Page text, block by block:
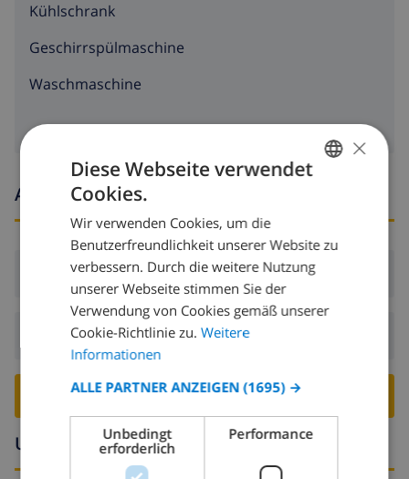
Kühlschrank
Geschirrspülmaschine
Waschmaschine
Ankunfts- und abfahrtszeiten
Ankunft:Ab 16:00 vor 19:00
Abreise: Vor: 10:00
VILLA BUCHEN ›
Umgebung
DUTCH
SPANISH
GERMAN
ITALIAN
DANISH
×
Diese Webseite verwendet
Cookies.
Wir verwenden Cookies, um die
Benutzerfreundlichkeit unserer Website zu
verbessern. Durch die weitere Nutzung
unserer Webseite stimmen Sie der
Verwendung von Cookies gemäß unserer
Cookie-Richtlinie zu. Weitere
Informationen
ALLE PARTNER ANZEIGEN (1695) →
Unbedingt
erforderlich
Performance